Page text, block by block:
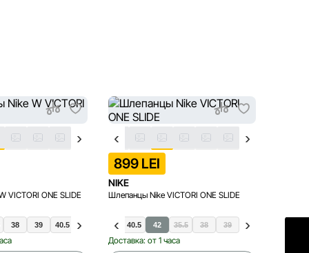
VICTORI ONE SLIDE
38 39 40.5
899 LEI
NIKE
Шлепанцы Nike VICTORI ONE SLIDE
36.5 40.5 42 35.5 38 39
Доставка: от 1 часа